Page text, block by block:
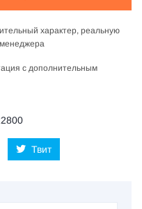
характер, реальную
с дополнительным
Твит